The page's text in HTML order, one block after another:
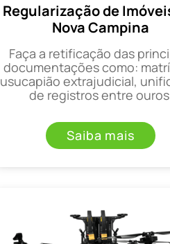
Regularização de
Nova Campina
Faça a retificação das
documentações como:
usucapião extrajudicial,
de registros entre
Saiba mais